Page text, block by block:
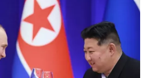
українська армія ліквідувала
полковника ЗС РФ Сергія Хвалова.
раніше двічі служив у Сирії, сприяючи
режиму Башара Асада, передають
Про це повідомив військовосл...